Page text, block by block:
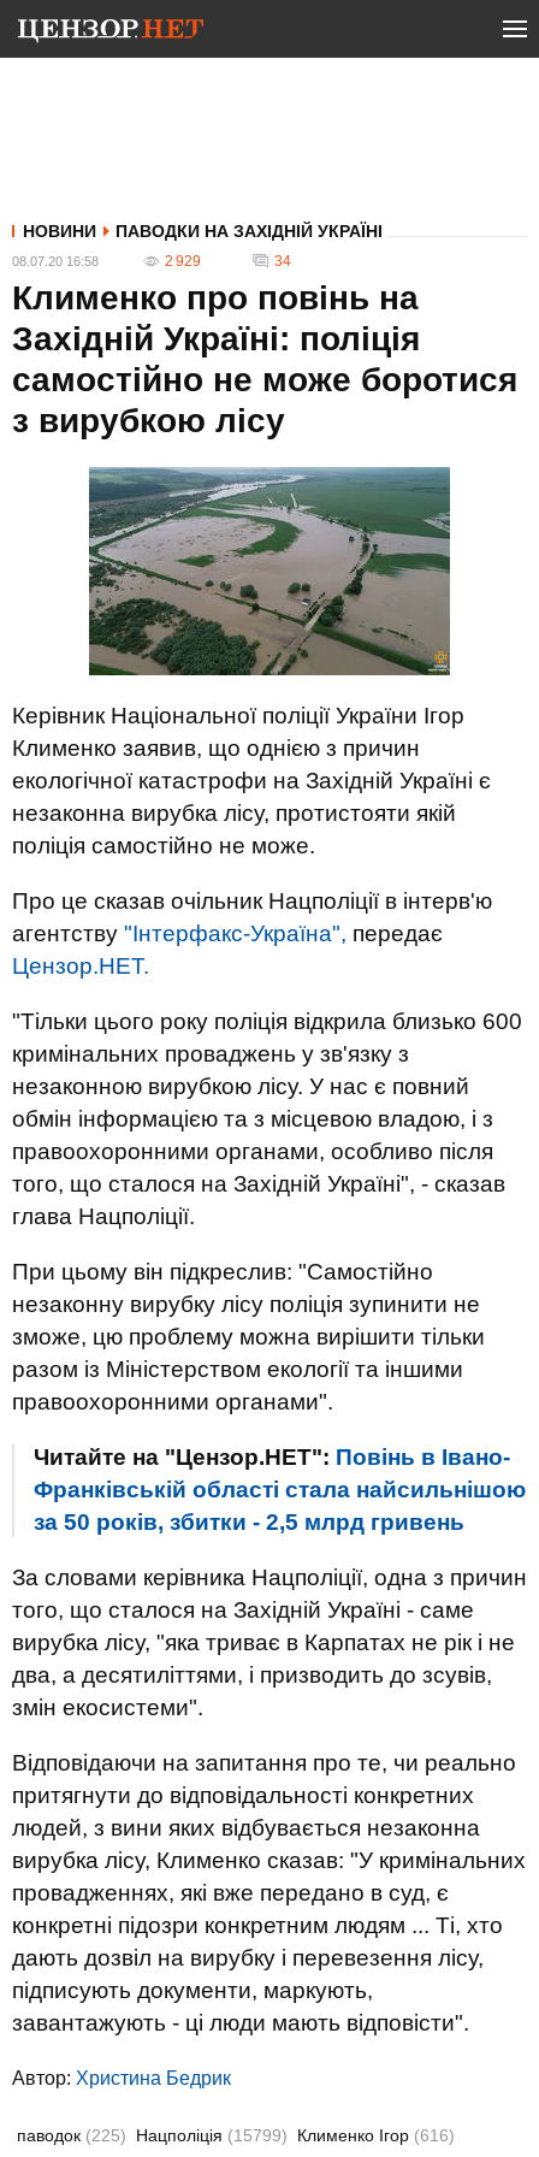
НОВИНИ ПАВОДКИ НА ЗАХІДНІЙ УКРАЇНІ
08.07.20 16:58 2 929 34
Клименко про повінь на
Західній Україні: поліція
самостійно не може боротися
з вирубкою лісу
Керівник Національної поліції України Ігор
Клименко заявив, що однією з причин
екологічної катастрофи на Західній Україні є
незаконна вирубка лісу, протистояти якій
поліція самостійно не може.
Про це сказав очільник Нацполіції в інтерв'ю
агентству "Інтерфакс-Україна", передає
Цензор.НЕТ.
"Тільки цього року поліція відкрила близько 600
кримінальних проваджень у зв'язку з
незаконною вирубкою лісу. У нас є повний
обмін інформацією та з місцевою владою, і з
правоохоронними органами, особливо після
того, що сталося на Західній Україні", - сказав
глава Нацполіції.
При цьому він підкреслив: "Самостійно
незаконну вирубку лісу поліція зупинити не
зможе, цю проблему можна вирішити тільки
разом із Міністерством екології та іншими
правоохоронними органами".
Читайте на "Цензор.НЕТ": Повінь в Івано-
Франківській області стала найсильнішою
за 50 років, збитки - 2,5 млрд гривень
За словами керівника Нацполіції, одна з причин
того, що сталося на Західній Україні - саме
вирубка лісу, "яка триває в Карпатах не рік і не
два, а десятиліттями, і призводить до зсувів,
змін екосистеми".
Відповідаючи на запитання про те, чи реально
притягнути до відповідальності конкретних
людей, з вини яких відбувається незаконна
вирубка лісу, Клименко сказав: "У кримінальних
провадженнях, які вже передано в суд, є
конкретні підозри конкретним людям ... Ті, хто
дають дозвіл на вирубку і перевезення лісу,
підписують документи, маркують,
завантажують - ці люди мають відповісти".
Автор: Христина Бедрик
паводок (225) Нацполіція (15799) Клименко Ігор (616)